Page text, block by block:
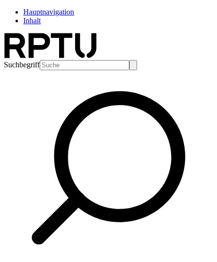
Hauptnavigation
Inhalt
Suchbegriff